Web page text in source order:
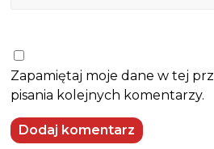
Zapamiętaj moje dane w tej
pisania kolejnych komentarzy.